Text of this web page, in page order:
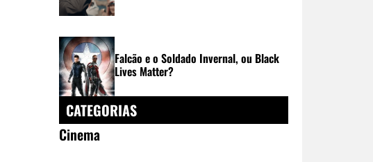
Falcão e o Soldado Invernal, ou Black
Lives Matter?
CATEGORIAS
Cinema